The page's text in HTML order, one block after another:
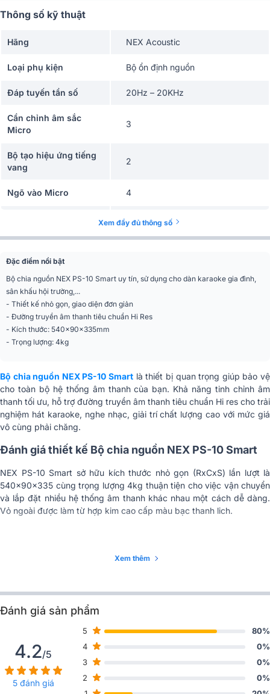
Thông số kỹ thuật
Hãng NEX Acoustic
Loại phụ kiện Bộ ổn định nguồn
Đáp tuyến tần số 20Hz – 20KHz
Cần chỉnh âm sắc
Micro
3
Bộ tạo hiệu ứng tiếng
vang
2
Ngõ vào Micro 4
220V, 50/60Hz, 43A,
Độ trễ 0-999s
Trọng lượng
Kích thước (RxCxS)
Xem đầy đủ thông số
Đặc điểm nổi bật
Bộ chia nguồn NEX PS-10 Smart uy tín, sử dụng cho dàn karaoke gia đình,
sân khấu hội trường,...
- Thiết kế nhỏ gọn, giao diện đơn giản
- Đường truyền âm thanh tiêu chuẩn Hi Res
- Kích thước: 540x90x335mm
- Trọng lượng: 4kg
Bộ chia nguồn NEX PS-10 Smart là thiết bị quan trọng giúp bảo vệ
cho toàn bộ hệ thống âm thanh của bạn. Khả năng tinh chỉnh âm
thanh tối ưu, hỗ trợ đường truyền âm thanh tiêu chuẩn Hi res cho trải
nghiệm hát karaoke, nghe nhạc, giải trí chất lượng cao với mức giá
vô cùng phải chăng.
Đánh giá thiết kế Bộ chia nguồn NEX PS-10 Smart
NEX PS-10 Smart sở hữu kích thước nhỏ gọn (RxCxS) lần lượt là
540x90x335 cùng trọng lượng 4kg thuận tiện cho việc vận chuyển
và lắp đặt nhiều hệ thống âm thanh khác nhau một cách dễ dàng.
Vỏ ngoài được làm từ hợp kim cao cấp màu bạc thanh lich.
Giao diện đơn giản với mặt trước gồm 2 ổ cắm và 8 mặt cắm ở phía
sau. Phía trước được tích hợp thêm màn hình hiển thị thông số như
điện áp nguồn cấp ra và một công tắc nguồn.
Đánh giá chất lượng Bộ chia nguồn NEX PS-10
Smart
Xem thêm
Đánh giá sản phẩm
4.2/5
5 đánh giá
5
80%
4
0%
3
0%
2
0%